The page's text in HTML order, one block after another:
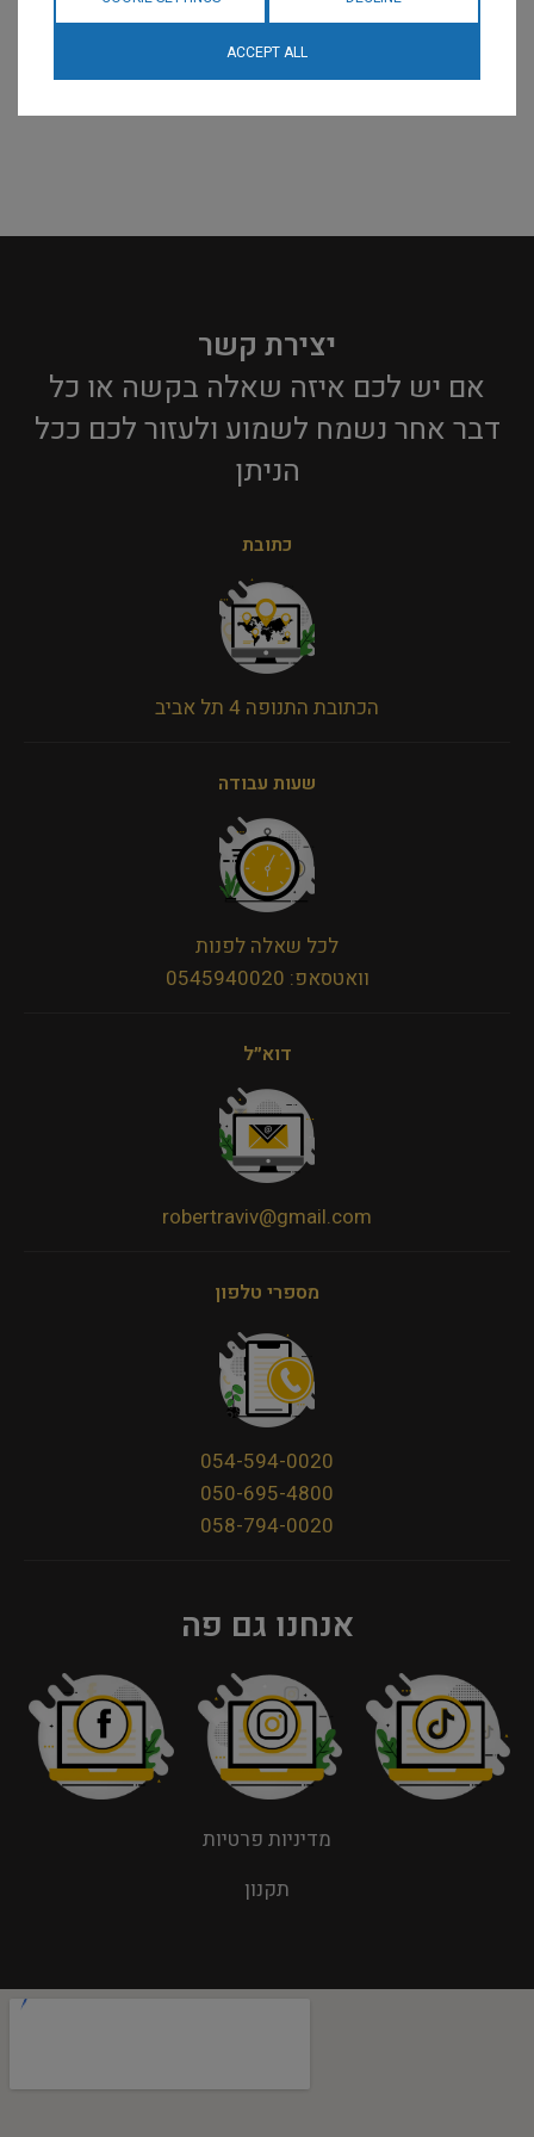
יצירת קשר
אם יש לכם איזה שאלה בקשה או כל
דבר אחר נשמח לשמוע ולעזור לכם ככל
הניתן​
כתובת
הכתובת התנופה 4 תל אביב
שעות עבודה
לכל שאלה לפנות
וואטסאפ: 0545940020
דוא״ל
robertraviv@gmail.com
מספרי טלפון
054-594-0020
050-695-4800
058-794-0020
אנחנו גם פה
מדיניות פרטיות
תקנון
ACCEPT ALL